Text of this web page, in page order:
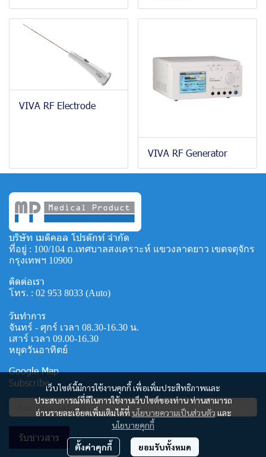
VIVA RF Electrode
VIVA RF Generator
เว็บไซต์นี้มีการใช้งานคุกกี้ เพื่อเพิ่มประสิทธิภาพและ
ประสบการณ์ที่ดีในการใช้งานเว็บไซต์ของท่าน ท่านสามารถ
อ่านรายละเอียดเพิ่มเติมได้ที่ นโยบายความเป็นส่วนตัว และ
นโยบายคุกกี้
ตั้งค่าคุกกี้ ยอมรับทั้งหมด
บริษัท เมดิคอล โปรดักท์ จำกัด
ที่อยู่ : 100/104 ถ.เทศบาลสงเคราะห์ แขวงลาดยาว เขตจตุจักร
กรุงเทพฯ 10900
ติดต่อเรา
โทร. : 02 953 8033 (Auto)
วันทำการ
จันทร์ - ศุกร์ เวลา 08.30-16.30 น.
เสาร์ เวลา 09.00-16.30
หยุดวันอาทิตย์
Google Map
Subscribe
รับข่าวสาร